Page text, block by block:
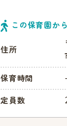
この保育園から
住所
保育時間 -
定員数